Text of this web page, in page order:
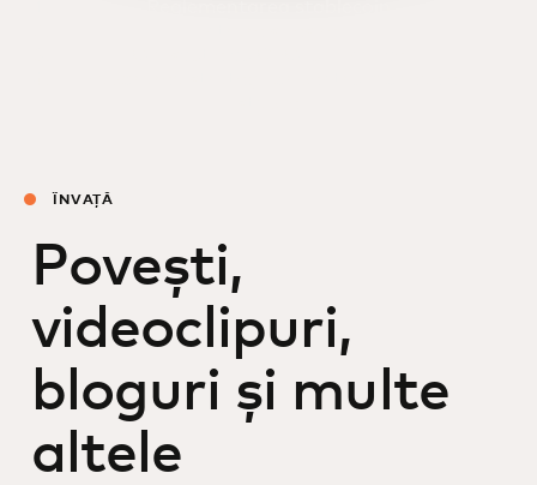
ÎNVAȚĂ
Povești,
videoclipuri,
bloguri și multe
altele